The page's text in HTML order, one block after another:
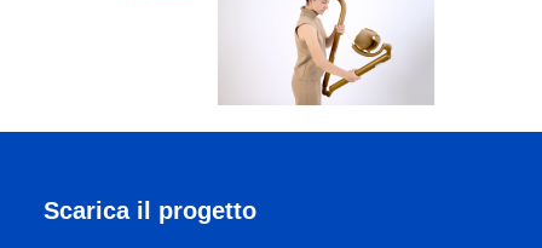
Scarica il progetto